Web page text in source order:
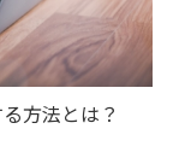
方法とは？